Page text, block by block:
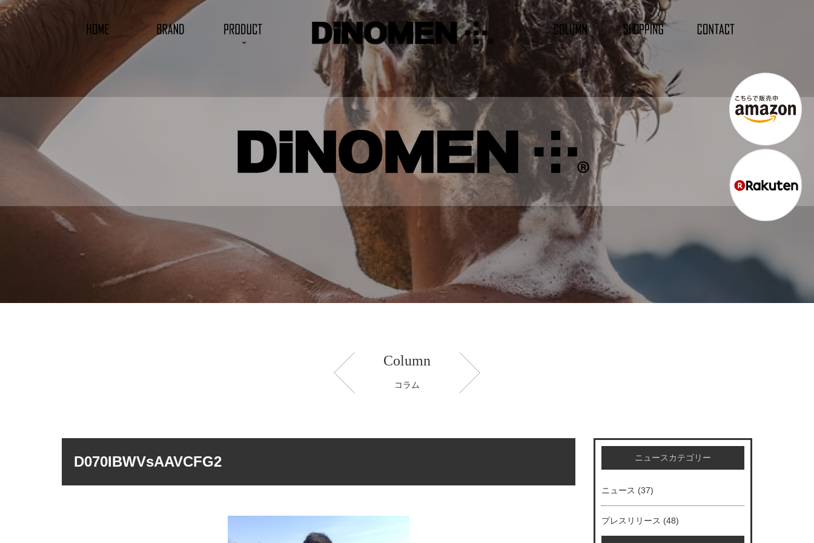
Column
コラム
D070IBWVsAAVCFG2 ニュースカテゴリー
ニュース (37)
プレスリリース (48)